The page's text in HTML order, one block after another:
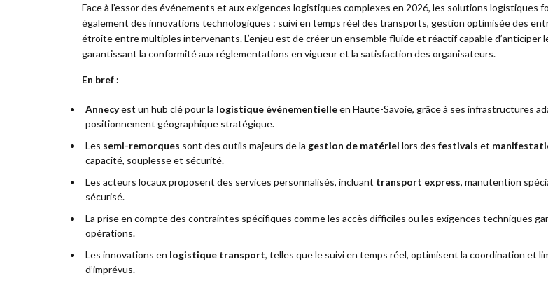
Face à l’essor des événements et aux exigences logistiques complexes en 2026, les solutions logistiques
également des innovations technologiques : suivi en temps réel des transports, gestion optimisée des
étroite entre multiples intervenants. L’enjeu est de créer un ensemble fluide et réactif capable d’anticiper
garantissant la conformité aux réglementations en vigueur et la satisfaction des organisateurs.
En bref :
Annecyest un hub clé pour la logistique événementielleen Haute-Savoie, grâce à ses infrastructures
positionnement géographique stratégique.
Les semi-remorques sont des outils majeurs de la gestion de matériel lors des festivals et
capacité, souplesse et sécurité.
Les acteurs locaux proposent des services personnalisés, incluant transport express, manutention
sécurisé.
La prise en compte des contraintes spécifiques comme les accès difficiles ou les exigences techniques
opérations.
Les innovations en logistique transport, telles que le suivi en temps réel, optimisent la coordination et
d’imprévus.